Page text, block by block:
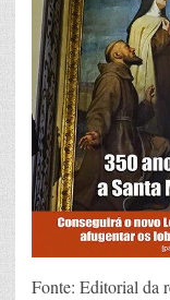
Fonte: Editorial da